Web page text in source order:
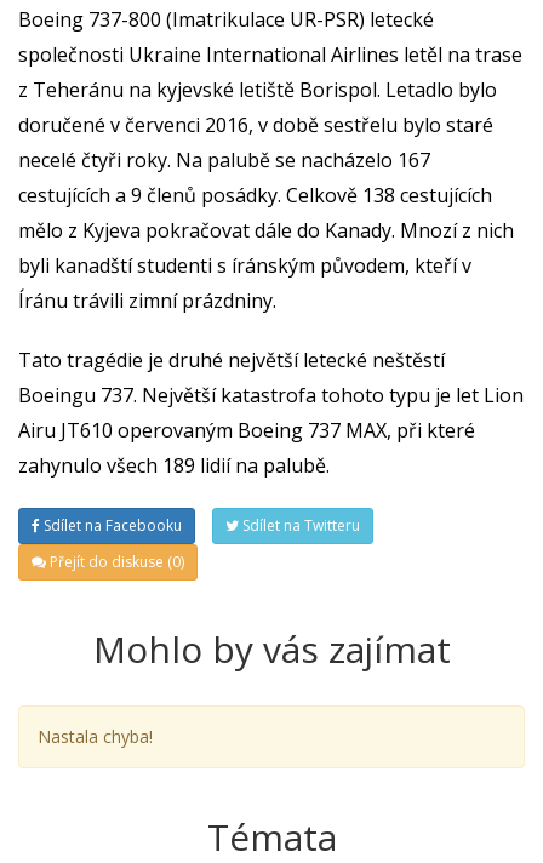
Boeing 737-800 (Imatrikulace UR-PSR) letecké
společnosti Ukraine International Airlines letěl na trase
z Teheránu na kyjevské letiště Borispol. Letadlo bylo
doručené v červenci 2016, v době sestřelu bylo staré
necelé čtyři roky. Na palubě se nacházelo 167
cestujících a 9 členů posádky. Celkově 138 cestujících
mělo z Kyjeva pokračovat dále do Kanady. Mnozí z nich
byli kanadští studenti s íránským původem, kteří v
Íránu trávili zimní prázdniny.
Tato tragédie je druhé největší letecké neštěstí
Boeingu 737. Největší katastrofa tohoto typu je let Lion
Airu JT610 operovaným Boeing 737 MAX, při které
zahynulo všech 189 lidií na palubě.
Sdílet na Facebooku
Sdílet na Twitteru
Přejít do diskuse (0)
Mohlo by vás zajímat
Nastala chyba!
Témata